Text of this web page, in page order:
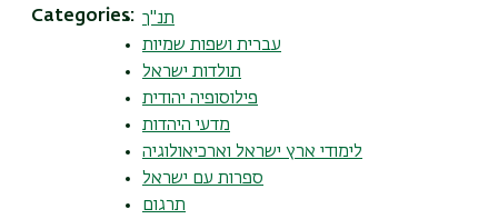
Categories
תנ"ך
עברית ושפות שמיות
תולדות ישראל
פילוסופיה יהודית
מדעי היהדות
לימודי ארץ ישראל וארכיאולוגיה
ספרות עם ישראל
תרגום